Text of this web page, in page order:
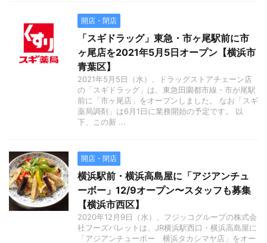
開店・閉店
「スギドラッグ」東急・市ヶ尾駅前に市
ヶ尾店を2021年5月5日オープン【横浜市
青葉区】
2021年5月5日（水）、ドラッグストアチェーン店
の「スギドラッグ」は、東急田園都市線・市が尾駅
前に「市ヶ尾店」をオープンしました。 なお「スギ
薬局調剤」は6月1日に業務開始の予定です。 以
下、この新 ...
開店・閉店
横浜駅前・横浜高島屋に「アジアンチュ
ーボー」12/9オープン〜スタッフも募集
【横浜市西区】
2020年12月9日（水）、フジッコグループの株式会
社フーズパレットは、JR横浜駅西口・横浜高島屋に
「アジアンチューボー 横浜タカシマヤ店」をオー